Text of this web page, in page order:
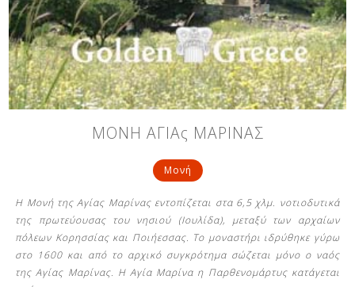
ΜΟΝΗ ΑΓΙΑς ΜΑΡΙΝΑΣ
Μονή
Η Μονή της Αγίας Μαρίνας εντοπίζεται στα 6,5 χλμ. νοτιοδυτικά
της πρωτεύουσας του νησιού (Ιουλίδα), μεταξύ των αρχαίων
πόλεων Κορησσίας και Ποιήεσσας. Το μοναστήρι ιδρύθηκε γύρω
στο 1600 και από το αρχικό συγκρότημα σώζεται μόνο ο ναός
της Αγίας Μαρίνας. Η Αγία Μαρίνα η Παρθενομάρτυς κατάγεται